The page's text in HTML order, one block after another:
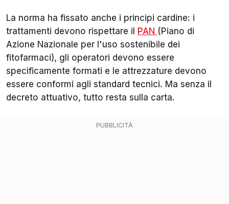
La norma ha fissato anche i principi cardine: i
trattamenti devono rispettare il PAN (Piano di
Azione Nazionale per l'uso sostenibile dei
fitofarmaci), gli operatori devono essere
specificamente formati e le attrezzature devono
essere conformi agli standard tecnici. Ma senza il
decreto attuativo, tutto resta sulla carta.